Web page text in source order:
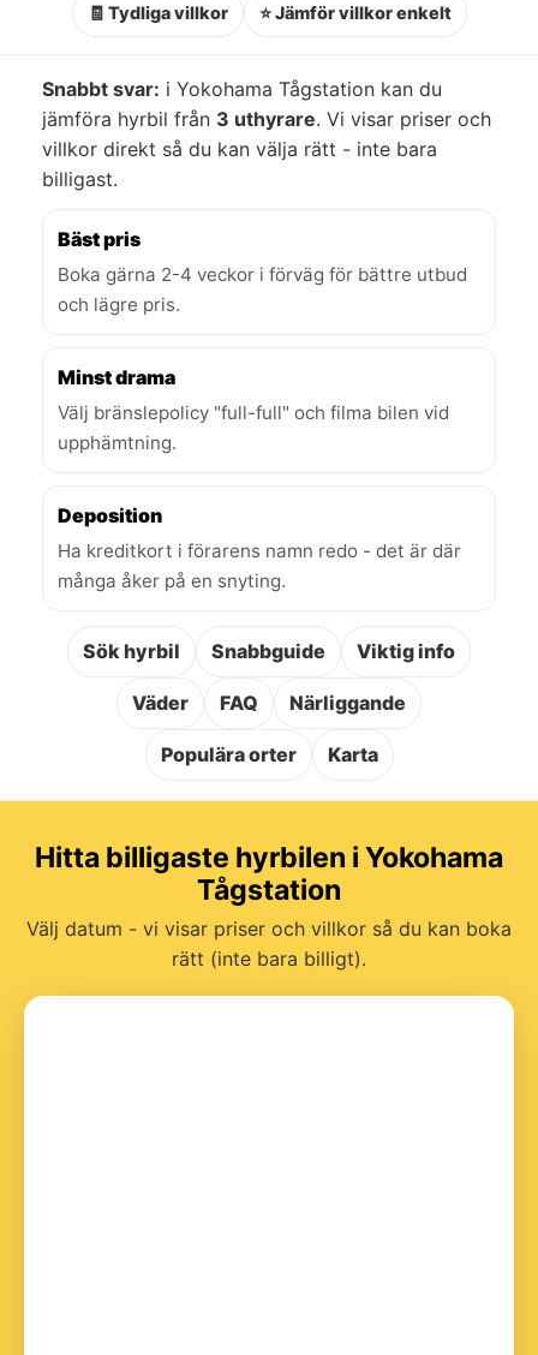
🧾 Tydliga villkor ⭐ Jämför villkor enkelt
Snabbt svar: i Yokohama Tågstation kan du
jämföra hyrbil från 3 uthyrare. Vi visar priser och
villkor direkt så du kan välja rätt - inte bara
billigast.
Bäst pris
Boka gärna 2-4 veckor i förväg för bättre utbud
och lägre pris.
Minst drama
Välj bränslepolicy "full-full" och filma bilen vid
upphämtning.
Deposition
Ha kreditkort i förarens namn redo - det är där
många åker på en snyting.
Sök hyrbil Snabbguide Viktig info
Väder FAQ Närliggande
Populära orter Karta
Hitta billigaste hyrbilen i Yokohama
Tågstation
Välj datum - vi visar priser och villkor så du kan boka
rätt (inte bara billigt).